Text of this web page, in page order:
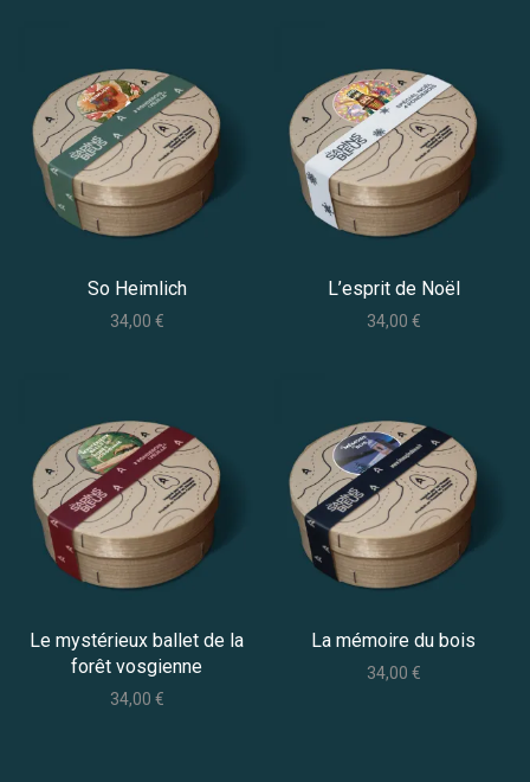
So Heimlich
34,00 €
L’esprit de Noël
34,00 €
Le mystérieux ballet de la
forêt vosgienne
34,00 €
La mémoire du bois
34,00 €